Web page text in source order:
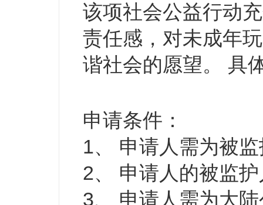
该项社会公益行动
责任感，对未成年
谐社会的愿望。 具
申请条件：
1、 申请人需为被
2、 申请人的被监
3、 申请人需为大